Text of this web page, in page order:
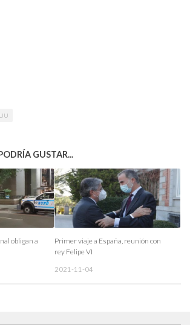
GUSTAR...
obligan a
Primer viaje a España, reunión con
rey Felipe VI
2021-11-04